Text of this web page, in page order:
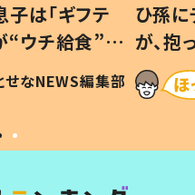
は「ギフテ
“ウチ給食”を
は #令和の親
せなNEWS編集部
ひ孫
が、
「涙が
い」